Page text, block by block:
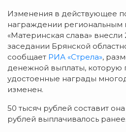
Изменения в действующее
награждении региональным
«Материнская слава» внесли
заседании Брянской
сообщает РИА «Стрела»,
денежной выплаты, которую
удостоенные награды
изменен.
50 тысяч рублей составит
рублей выплачивалось ранее.